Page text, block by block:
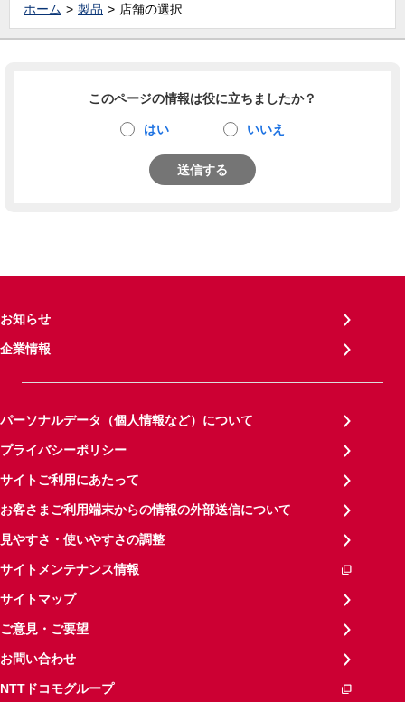
ホーム 製品 店舗の選択
このページの情報は役に立ちましたか？
はい いいえ
送信する
お知らせ
企業情報
パーソナルデータ（個人情報など）について
プライバシーポリシー
サイトご利用にあたって
お客さまご利用端末からの情報の外部送信について
見やすさ・使いやすさの調整
サイトメンテナンス情報
サイトマップ
ご意見・ご要望
お問い合わせ
NTTドコモグループ